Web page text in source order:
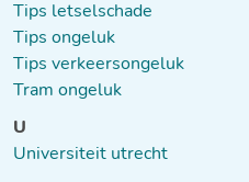
Tips letselschade
Tips ongeluk
Tips verkeersongeluk
Tram ongeluk
U
Universiteit utrecht